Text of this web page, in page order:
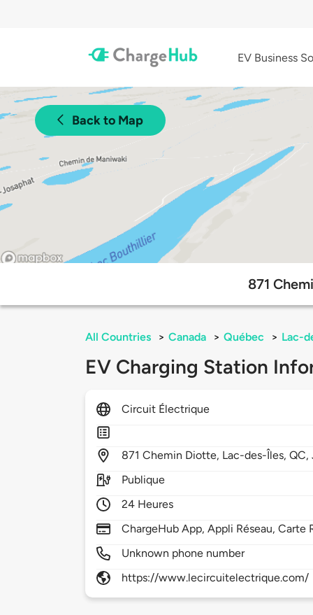
EV Business
Back to Map
871
All Countries > Canada > Québec > Lac-
EV Charging Station
Circuit Électrique
871Chemin Diotte, Lac-des-Îles,QC,
Publique
24 Heures
ChargeHub App, Appli Réseau, Carte
Unknown phone number
https://www.lecircuitelectrique.com/